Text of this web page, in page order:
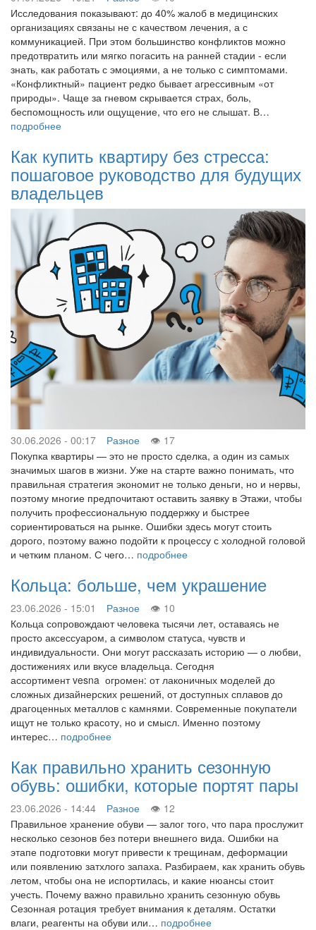
Исследования показывают: до 40% жалоб в медицинских
организациях связаны не с качеством лечения, а с
коммуникацией. При этом большинство конфликтов можно
предотвратить или мягко погасить на ранней стадии - если
знать, как работать с эмоциями, а не только с симптомами.
«Конфликтный» пациент редко бывает агрессивным «от
природы». Чаще за гневом скрывается страх, боль,
беспомощность или ощущение, что его не слышат. В…
подробнее
Как купить квартиру без стресса:
пошаговое руководство для будущих
владельцев
30.06.2026 - 00:17 Разное
17
Покупка квартиры — это не просто сделка, а один из самых
значимых шагов в жизни. Уже на старте важно понимать, что
правильная стратегия экономит не только деньги, но и нервы,
поэтому многие предпочитают оставить заявку в Этажи, чтобы
получить профессиональную поддержку и быстрее
сориентироваться на рынке. Ошибки здесь могут стоить
дорого, поэтому важно подойти к процессу с холодной головой
и четким планом. С чего… подробнее
Кольца: больше, чем украшение
23.06.2026 - 15:01 Разное
10
Кольца сопровождают человека тысячи лет, оставаясь не
просто аксессуаром, а символом статуса, чувств и
индивидуальности. Они могут рассказать историю — о любви,
достижениях или вкусе владельца. Сегодня
ассортимент vesna огромен: от лаконичных моделей до
сложных дизайнерских решений, от доступных сплавов до
драгоценных металлов с камнями. Современные покупатели
ищут не только красоту, но и смысл. Именно поэтому
интерес… подробнее
Как правильно хранить сезонную
обувь: ошибки, которые портят пары
23.06.2026 - 14:44 Разное
12
Правильное хранение обуви — залог того, что пара прослужит
несколько сезонов без потери внешнего вида. Ошибки на
этапе подготовки могут привести к трещинам, деформации
или появлению затхлого запаха. Разбираем, как хранить обувь
летом, чтобы она не испортилась, и какие нюансы стоит
учесть. Почему важно правильно хранить сезонную обувь
Сезонная ротация требует внимания к деталям. Остатки
влаги, реагенты на обуви или… подробнее